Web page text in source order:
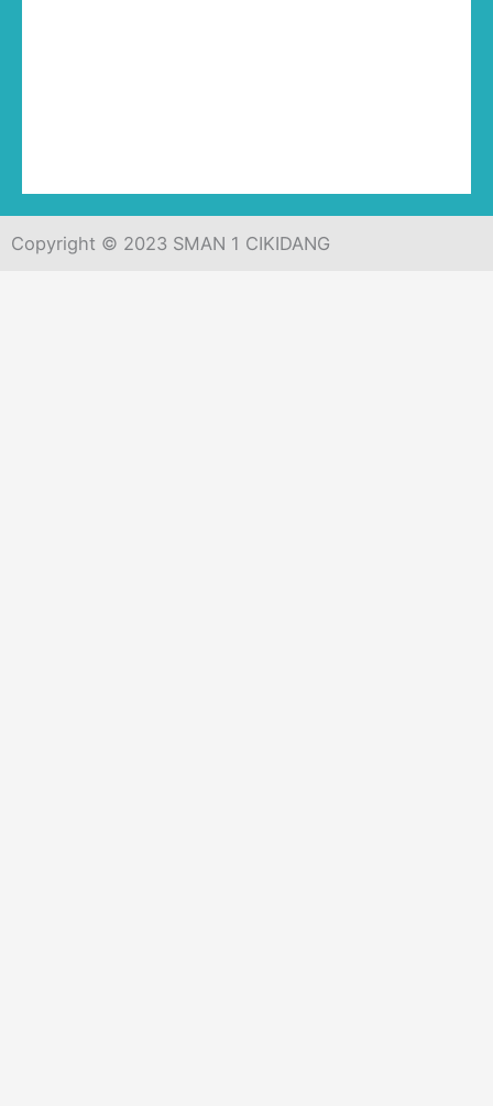
Copyright © 2023 SMAN 1 CIKIDANG